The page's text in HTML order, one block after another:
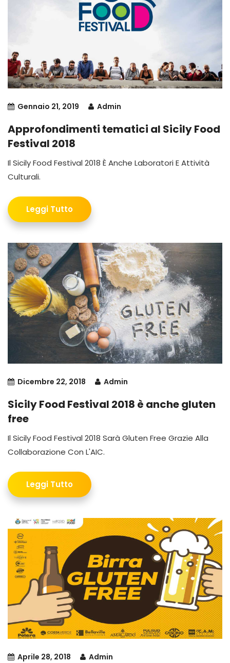
Gennaio 21, 2019 Admin
Approfondimenti tematici al Sicily Food
Festival 2018
Il Sicily Food Festival 2018 È Anche Laboratori E Attività
Culturali.
Leggi Tutto
Dicembre 22, 2018 Admin
Sicily Food Festival 2018 è anche gluten
free
Il Sicily Food Festival 2018 Sarà Gluten Free Grazie Alla
Collaborazione Con L'AIC.
Leggi Tutto
Aprile 28, 2018 Admin